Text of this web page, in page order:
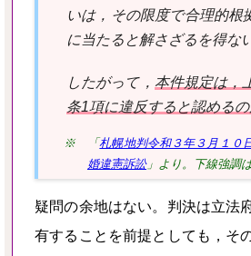
いは，その限度で合理的根
に当たると解さざるを得な
したがって， 本件規定は，
条1項に違反すると認める
※ 「札幌地判令和３年３月１０
婚違憲訴訟」より。下線強調
疑問の余地はない。判決は立法
有することを前提としても，そ